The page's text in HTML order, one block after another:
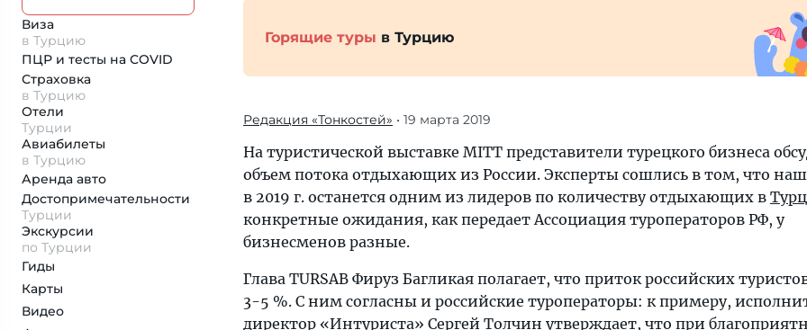
Виза
в Турцию
ПЦР и тесты на COVID
Страховка
в Турцию
Отели
Турции
Авиабилеты
в Турцию
Аренда авто
Достопримеча­тельности
Турции
Экскурсии
по Турции
Гиды
Карты
Видео
Горящие туры в Турцию
Редакция «Тонкостей» • 19 марта 2019
На туристической выставке MITT представители турецкого бизнеса
объем потока отдыхающих из России. Эксперты сошлись в том, что
в 2019 г. останется одним из лидеров по количеству отдыхающих в
конкретные ожидания, как передает Ассоциация туроператоров РФ, у
бизнесменов разные.
Глава TURSAB Фируз Багликая полагает, что приток российских
3-5 %. С ним согласны и российские туроператоры: к примеру,
директор «Интуриста» Сергей Толчин утверждает, что при